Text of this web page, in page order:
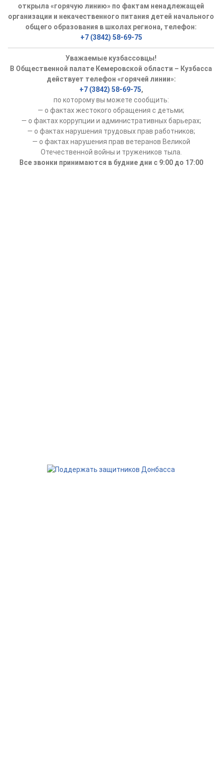
открыла «горячую линию» по фактам ненадлежащей
организации и некачественного питания детей начального
общего образования в школах региона, телефон:
+7 (3842) 58-69-75
Уважаемые кузбассовцы!
В Общественной палате Кемеровской области – Кузбасса
действует телефон «горячей линии»:
+7 (3842) 58-69-75,
по которому вы можете сообщить:
— о фактах жестокого обращения с детьми;
— о фактах коррупции и административных барьерах;
— о фактах нарушения трудовых прав работников;
— о фактах нарушения прав ветеранов Великой
Отечественной войны и тружеников тыла.
Все звонки принимаются в будние дни с 9:00 до 17:00